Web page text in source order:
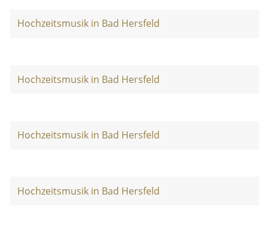
Hochzeitsmusik in Bad Hersfeld
Hochzeitsmusik in Bad Hersfeld
Hochzeitsmusik in Bad Hersfeld
Hochzeitsmusik in Bad Hersfeld